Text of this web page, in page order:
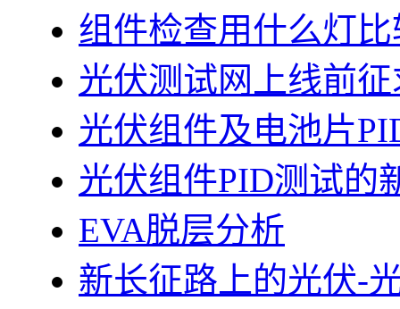
组件检查用什么灯
光伏测试网上线前
光伏组件及电池片
光伏组件PID测试的
EVA脱层分析
新长征路上的光伏-